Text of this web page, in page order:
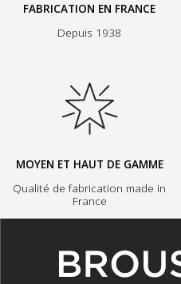
FABRICATION EN FRANCE
Depuis 1938
MOYEN ET HAUT DE GAMME
Qualité de fabrication made in
France